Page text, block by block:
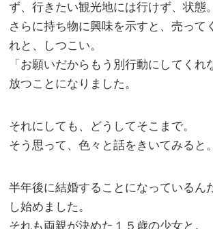
ず、行きたい観光地には行けず、状態。
さらに持ち物に興味を示すと、売って
れと、しつこい。
「お願いだからもう別行動にしてくれ
放つことになりました。
それにしても、どうしてそこまで。
そう思って、色々と話をきいてみると。
半年後に結婚することになっているん
し始めました。
それも両親が決めた１５歳の少女と。